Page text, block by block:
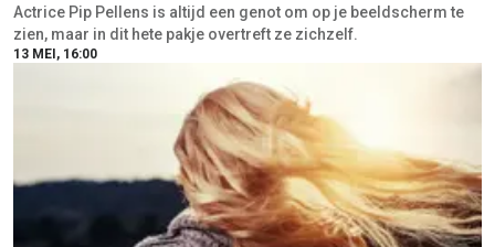
Actrice Pip Pellens is altijd een genot om op je beeldscherm te
zien, maar in dit hete pakje overtreft ze zichzelf.
13 MEI, 16:00